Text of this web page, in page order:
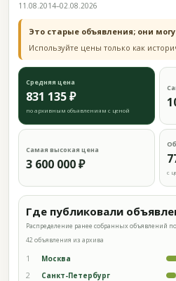
11.08.2014–02.08.2026
Это старые объявления; они
Используйте цены только как
Средняя цена
831 135 ₽
по архивным объявлениям с ценой
Самая высокая цена
3 600 000 ₽
с
Где публиковали
Распределение ранее собранных объявлений
42 объявления из архива
1 Москва
2 Санкт-Петербург